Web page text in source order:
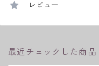
レビュー
最近チェックした商品